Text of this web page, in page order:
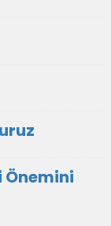
Önemini